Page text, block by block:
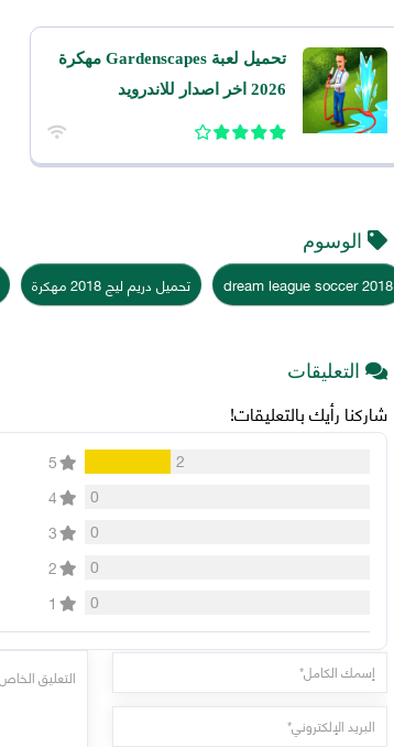
تحميل لعبة Gardenscapes مهكرة
2026 اخر اصدار للاندرويد
الوسوم
dream league soccer 2018 تحميل دريم ليج 2018 مهكرة
التعليقات
شاركنا رأيك بالتعليقات!
2
5
0
4
0
3
0
2
0
1